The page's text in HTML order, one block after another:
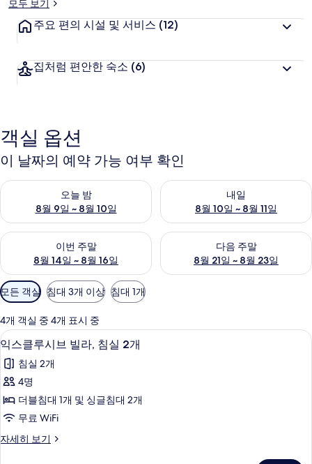
모두 보기
주요 편의 시설 및 서비스 (12)
집처럼 편안한 숙소 (6)
객실 옵션
이 날짜의 예약 가능 여부 확인
오늘 밤
8월 9일 ~ 8월 10일
오늘 밤 예약 가능 여부 확인, 8월 9일 ~ 8월 10일
내일
8월 10일 ~ 8월 11일
내일 예약 가능 여부 확인, 8월
이번 주말
8월 14일 ~ 8월 16일
이번 주말 예약 가능 여부 확인, 8월 14일 ~ 8월 16일
다음 주말
8월 21일 ~ 8월 23일
다음 주말 예약 가능 여부 확인
객
실
에
사
용
가
능
한
터
모든 객실 침대 3개 이상 침대 1개
4개 객실 중 4개 표시 중
익
스
클
루
시
빌
객실 내 금고, 책상, 다리미/다리미판,
20
익스클루시브 빌라, 침실 2개
침실 2개
4명
더블침대 1개 및 싱글침대 2개
무료 WiFi
자세히 보기
익